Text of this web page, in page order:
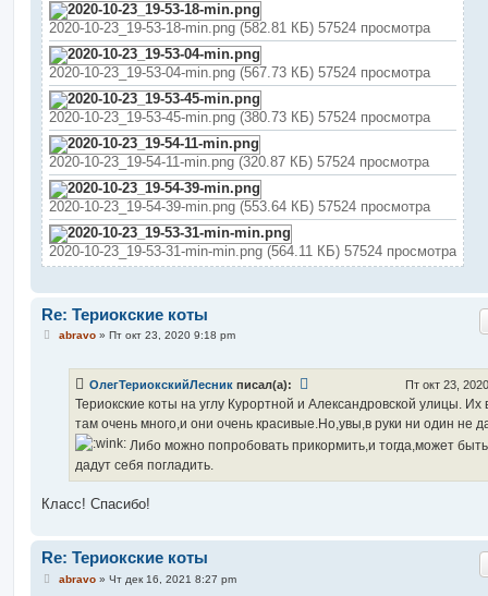
2020-10-23_19-53-18-min.png (582.81 КБ) 57524 просмотра
2020-10-23_19-53-04-min.png (567.73 КБ) 57524 просмотра
2020-10-23_19-53-45-min.png (380.73 КБ) 57524 просмотра
2020-10-23_19-54-11-min.png (320.87 КБ) 57524 просмотра
2020-10-23_19-54-39-min.png (553.64 КБ) 57524 просмотра
2020-10-23_19-53-31-min-min.png (564.11 КБ) 57524 просмотра
Re: Териокские коты
Сabravo» Пт окт 23, 2020 9:18 pm
ОлегТериокскийЛесник писал(а): Пт окт 23,
Териокские коты на углу Курортной и Александровской улицы. Их
там очень много,и они очень красивые.Но,увы,в руки ни один не
Либо можно попробовать прикормить,и тогда,может
дадут себя погладить.
Класс! Спасибо!
Re: Териокские коты
Сabravo» Чт дек 16, 2021 8:27 pm